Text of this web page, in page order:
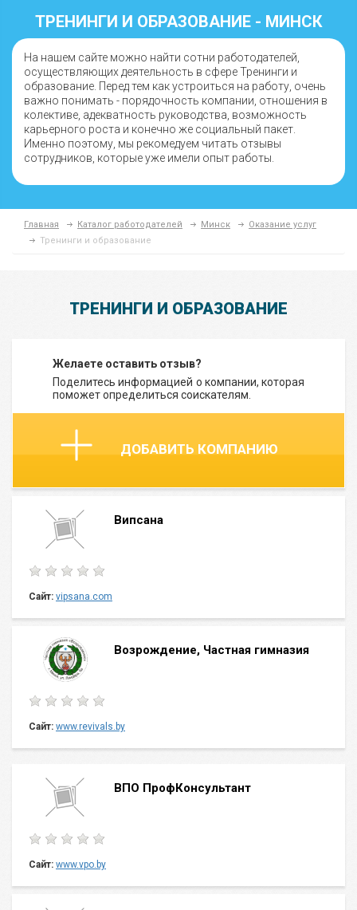
ТРЕНИНГИ И ОБРАЗОВАНИЕ - МИНСК
На нашем сайте можно найти сотни работодателей,
осуществляющих деятельность в сфере Тренинги и
образование. Перед тем как устроиться на работу, очень
важно понимать - порядочность компании, отношения в
колективе, адекватность руководства, возможность
карьерного роста и конечно же социальный пакет.
Именно поэтому, мы рекомедуем читать отзывы
сотрудников, которые уже имели опыт работы.
Главная Каталог работодателей Минск
Оказание услуг
Тренинги и образование
ТРЕНИНГИ И ОБРАЗОВАНИЕ
Желаете оставить отзыв?
Поделитесь информацией о компании, которая
поможет определиться соискателям.
ДОБАВИТЬ КОМПАНИЮ
Випсана
Сайт: vipsana.com
Возрождение, Частная гимназия
Сайт: www.revivals.by
ВПО ПрофКонсультант
Сайт: www.vpo.by